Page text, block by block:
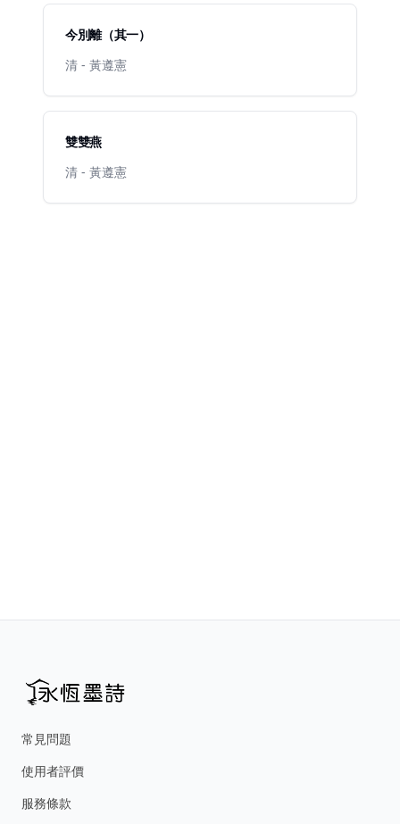
今別離（其一）
清 - 黃遵憲
雙雙燕
清 - 黃遵憲
常見問題
使用者評價
服務條款